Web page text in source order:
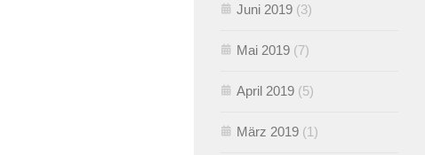
Juni 2019 (3)
Mai 2019 (7)
April 2019 (5)
März 2019 (1)